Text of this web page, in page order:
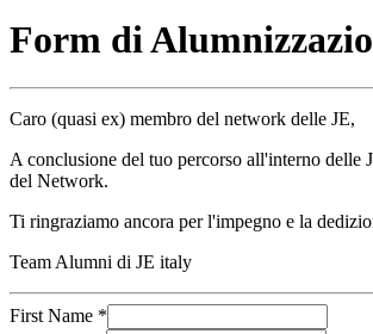
Form di
Caro (quasi ex) membro del network delle JE,
A conclusione del tuo percorso all'interno delle
del Network.
Ti ringraziamo ancora per l'impegno e la
Team Alumni di JE italy
First Name *